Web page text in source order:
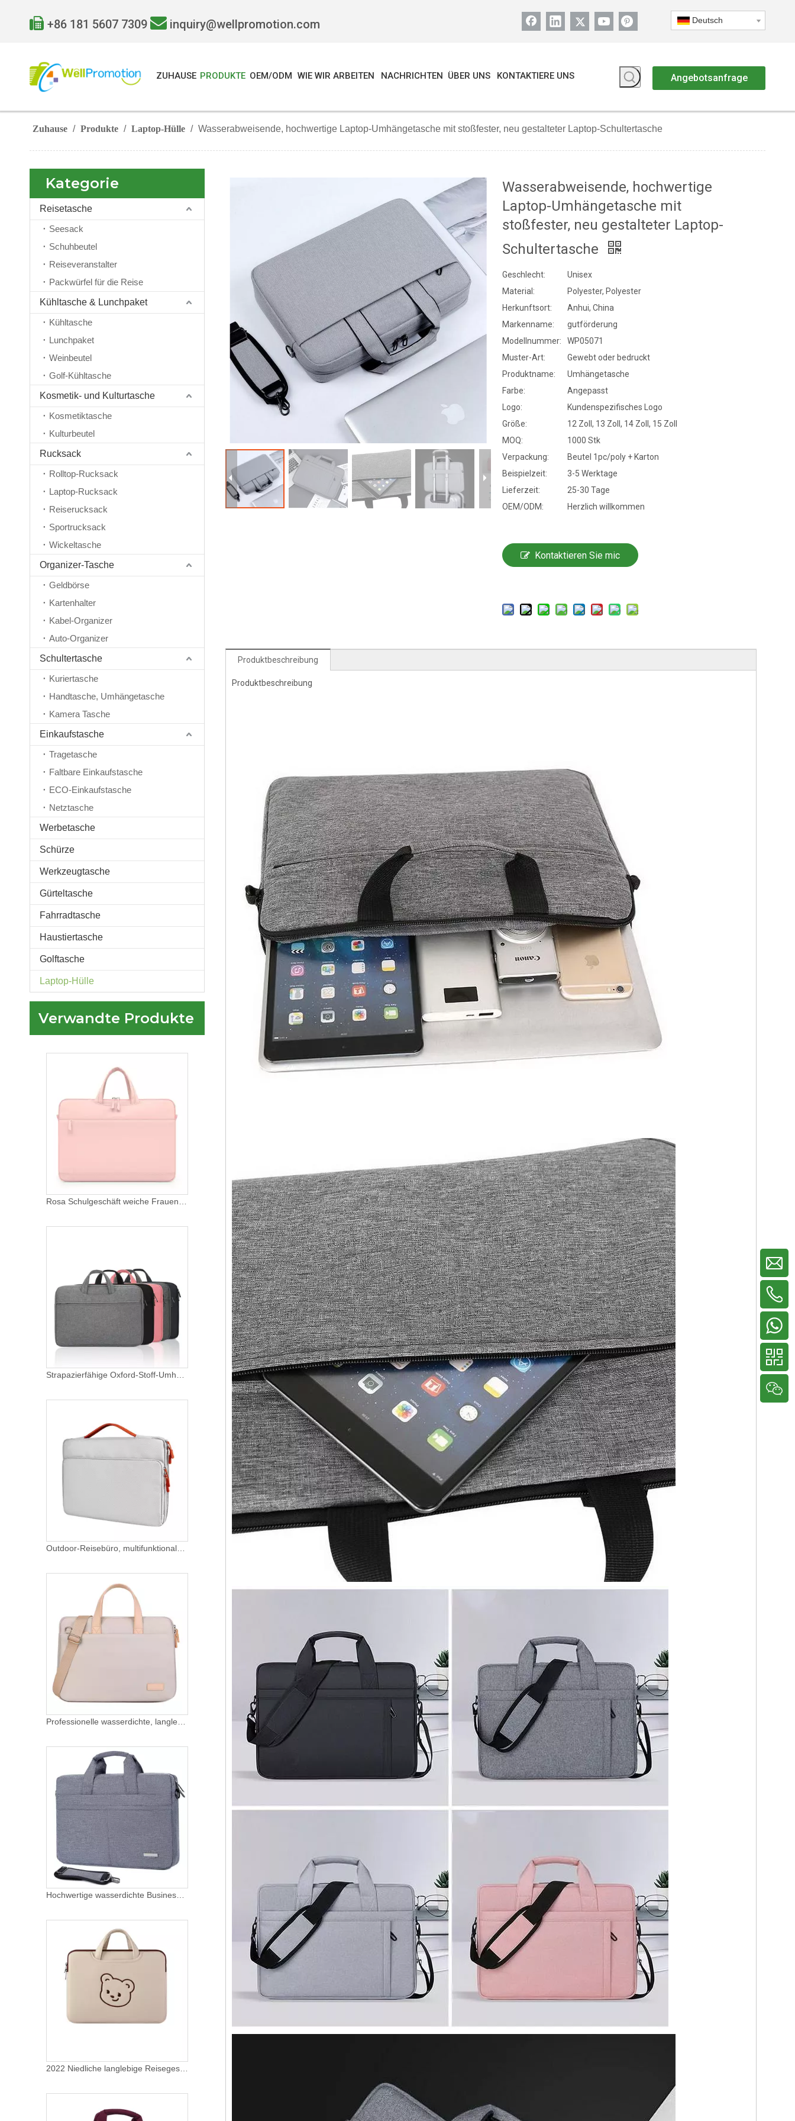
 +86 181 5607 7309  inquiry@wellpromotion.com Deutsch
ZUHAUSE PRODUKTE OEM/ODM WIE WIR ARBEITEN NACHRICHTEN ÜBER UNS KONTAKTIERE UNS Angebotsanfrage
Zuhause / Produkte / Laptop-Hülle / Wasserabweisende, hochwertige Laptop-Umhängetasche mit stoßfester, neu gestalteter Laptop-Schultertasche
Kategorie
Reisetasche
Seesack
Schuhbeutel
Reiseveranstalter
Packwürfel für die Reise
Kühltasche & Lunchpaket
Kühltasche
Lunchpaket
Weinbeutel
Golf-Kühltasche
Kosmetik- und Kulturtasche
Kosmetiktasche
Kulturbeutel
Rucksack
Rolltop-Rucksack
Laptop-Rucksack
Reiserucksack
Sportrucksack
Wickeltasche
Organizer-Tasche
Geldbörse
Kartenhalter
Kabel-Organizer
Auto-Organizer
Schultertasche
Kuriertasche
Handtasche, Umhängetasche
Kamera Tasche
Einkaufstasche
Tragetasche
Faltbare Einkaufstasche
ECO-Einkaufstasche
Netztasche
Werbetasche
Schürze
Werkzeugtasche
Gürteltasche
Fahrradtasche
Haustiertasche
Golftasche
Laptop-Hülle
Verwandte Produkte
Rosa Schulgeschäft weiche Frauen Mädchen Damen Tragetasche Messenger Bag Computertasche Taschen Laptophülle für unterwegs
Strapazierfähige Oxford-Stoff-Umhängetasche für Computer, Messenger-Tasche, Laptop-Hülle mit Griff für Herren
Outdoor-Reisebüro, multifunktionale, wasserdichte Polyester-Umhängetasche, Computertaschen, Laptop-Hülle für Männer
Professionelle wasserdichte, langlebige Notebook-Taschen, Computer-Kuriertasche, Laptop-Tasche, Laptop-Hülle
Hochwertige wasserdichte Business Messenger Aktentasche Computerhülle Laptoptaschen für Herren Büro
2022 Niedliche langlebige Reisegeschäft verwenden benutzerdefinierte Umhängetasche Computertasche Laptophülle mit Taschen
Wasserabweisende, hochwertige
Laptop-Umhängetasche mit
stoßfester, neu gestalteter Laptop-
Schultertasche
Geschlecht:
Unisex
Material:
Polyester, Polyester
Herkunftsort:
Anhui, China
Markenname:
gutförderung
Modellnummer:
WP05071
Muster-Art:
Gewebt oder bedruckt
Produktname:
Umhängetasche
Farbe:
Angepasst
Logo:
Kundenspezifisches Logo
Größe:
12 Zoll, 13 Zoll, 14 Zoll, 15 Zoll
MOQ:
1000 Stk
Verpackung:
Beutel 1pc/poly + Karton
Beispielzeit:
3-5 Werktage
Lieferzeit:
25-30 Tage
OEM/ODM:
Herzlich willkommen
Kontaktieren Sie mic
Produktbeschreibung
Produktbeschreibung